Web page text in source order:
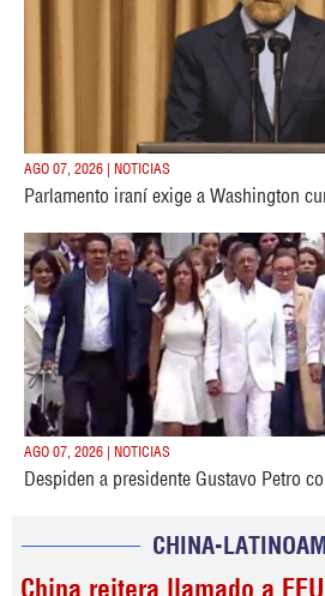
AGO 07, 2026 | NOTICIAS
Parlamento iraní exige a Washington
AGO 07, 2026 | NOTICIAS
Despiden a presidente Gustavo Petro
CHINA-